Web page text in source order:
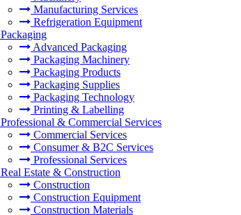
Manufacturing Services
Refrigeration Equipment
Packaging
Advanced Packaging
Packaging Machinery
Packaging Products
Packaging Supplies
Packaging Technology
Printing & Labelling
Professional & Commercial Services
Commercial Services
Consumer & B2C Services
Professional Services
Real Estate & Construction
Construction
Construction Equipment
Construction Materials